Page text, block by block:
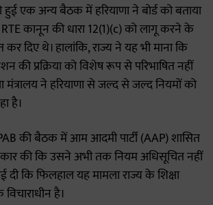
एक अन्य बैठक में हरियाणा ने बोर्ड को बताया
कानून की धारा 12(1)(c) को लागू करने के
दिए थे। हालांकि, राज्य ने यह भी माना कि
की प्रक्रिया को विशेष रूप से परिभाषित नहीं
मंत्रालय ने हरियाणा से जल्द से जल्द नियमों को
है।
की बैठक में आम आदमी पार्टी (AAP) शासित
की कि उसने अभी तक नियम अधिसूचित नहीं
दी कि फिलहाल यह मामला राज्य के शिक्षा
है।